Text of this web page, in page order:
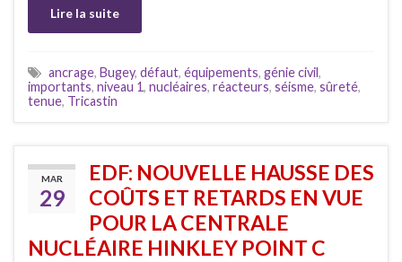
Lire la suite
ancrage, Bugey, défaut, équipements, génie civil,
importants, niveau 1, nucléaires, réacteurs, séisme, sûreté,
tenue, Tricastin
MAR
29
EDF: NOUVELLE HAUSSE DES
COÛTS ET RETARDS EN VUE
POUR LA CENTRALE
NUCLÉAIRE HINKLEY POINT C